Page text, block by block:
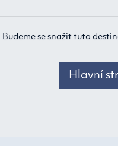
Budeme se snažit tuto
Hlavní